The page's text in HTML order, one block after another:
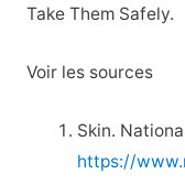
Take Them Safely.
Voir les sources
Skin.
https://